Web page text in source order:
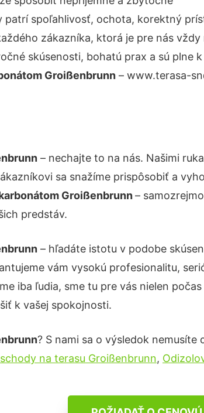
patrí spoľahlivosť, ochota, korektný
zákazníka, ktorá je pre nás vždy
skúsenosti, bohatú prax a sú plne k
Groißenbrunn – www.terasa-
– nechajte to na nás. Našimi
sa snažíme prispôsobiť a
Groißenbrunn–
predstáv.
– hľadáte istotu v podobe
vám vysokú profesionalitu,
iba ľudia, sme tu pre vás nielen
k vašej spokojnosti.
? S nami sa o výsledok
na terasu Groißenbrunn,